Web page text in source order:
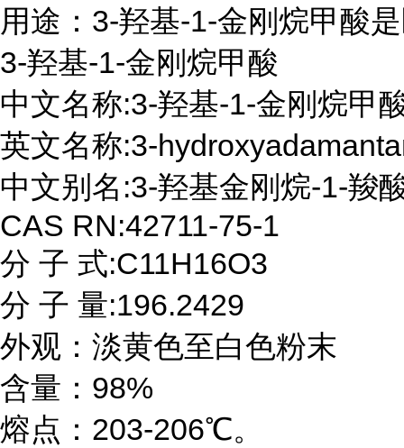
用途：3-羟基-1-金刚烷甲酸
3-羟基-1-金刚烷甲酸
中文名称:3-羟基-1-金刚烷甲
英文名称:3-
中文别名:3-羟基金刚烷-1-羧
CAS RN:42711-75-1
分 子 式:C11H16O3
分 子 量:196.2429
外观：淡黄色至白色粉末
含量：98%
熔点：203-206℃。